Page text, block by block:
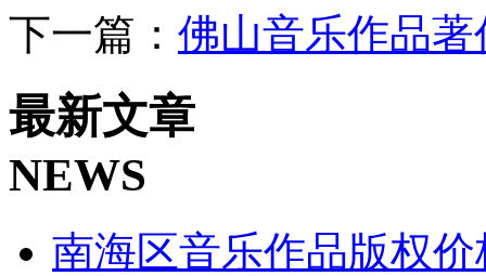
下一篇： 佛山音乐作品
最新文章
NEWS
南海区音乐作品版权